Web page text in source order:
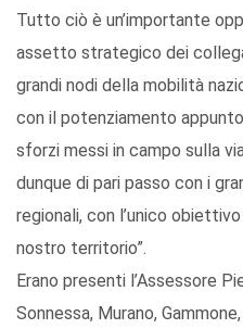
Tutto ciò è un’importante
assetto strategico dei
grandi nodi della mobilità
con il potenziamento
sforzi messi in campo sulla
dunque di pari passo con i
regionali, con l’unico
nostro territorio”.
Erano presenti l’Assessore
Sonnessa, Murano,